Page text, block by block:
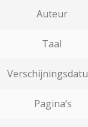
Auteur
Taal
Pagina’s